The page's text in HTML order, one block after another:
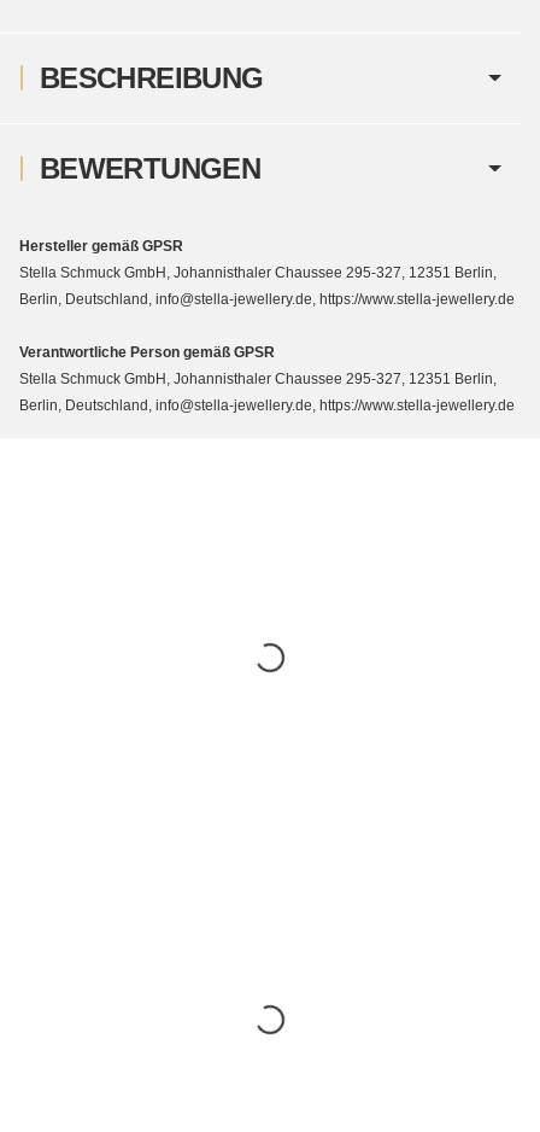
BESCHREIBUNG
BEWERTUNGEN
Hersteller gemäß GPSR
Stella Schmuck GmbH, Johannisthaler Chaussee 295-327, 12351 Berlin,
Berlin, Deutschland, info@stella-jewellery.de, https://www.stella-jewellery.de
Verantwortliche Person gemäß GPSR
Stella Schmuck GmbH, Johannisthaler Chaussee 295-327, 12351 Berlin,
Berlin, Deutschland, info@stella-jewellery.de, https://www.stella-jewellery.de